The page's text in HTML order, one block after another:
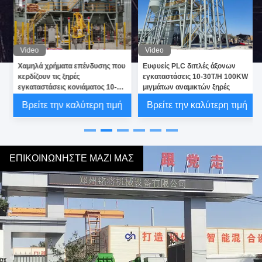
Video
Χαμηλά χρήματα επένδυσης που
κερδίζουν τις ξηρές
εγκαταστάσεις κονιάματος 10-20
κεραμιδιών
Βρείτε την καλύτερη τιμή
Video
Ευφυείς PLC διπλές άξονων
εγκαταστάσεις 10-30T/H 100KW
μιγμάτων αναμικτών ξηρές
Βρείτε την καλύτερη τιμή
ΕΠΙΚΟΙΝΩΝΉΣΤΕ ΜΑΖΊ ΜΑΣ